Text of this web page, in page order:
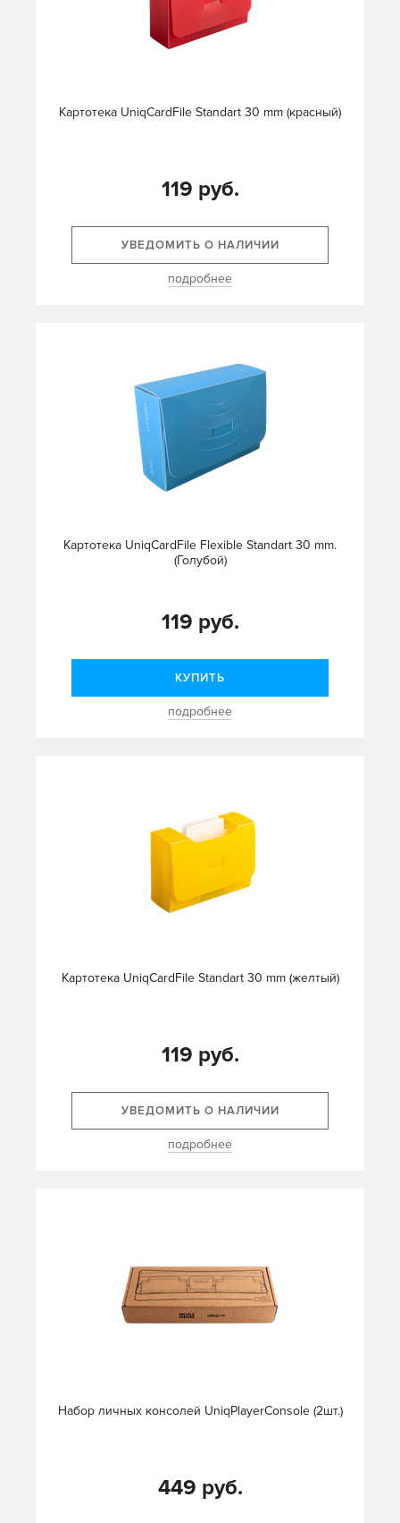
Картотека UniqCardFile Standart 30 mm (красный)
119 руб.
УВЕДОМИТЬ О НАЛИЧИИ
подробнее
Картотека UniqCardFile Flexible Standart 30 mm.
(Голубой)
119 руб.
КУПИТЬ
подробнее
Картотека UniqCardFile Standart 30 mm (желтый)
119 руб.
УВЕДОМИТЬ О НАЛИЧИИ
подробнее
Набор личных консолей UniqPlayerConsole (2шт.)
449 руб.